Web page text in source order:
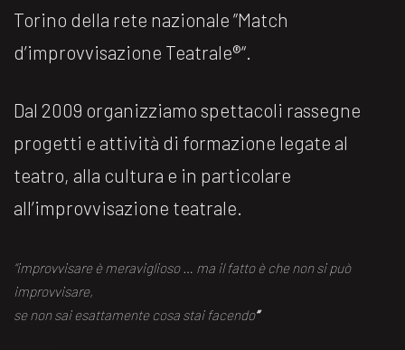
Torino della rete nazionale ”Match
d’improvvisazione Teatrale®️“.
Dal 2009 organizziamo spettacoli rassegne
progetti e attività di formazione legate al
teatro, alla cultura e in particolare
all’improvvisazione teatrale.
“improvvisare è meraviglioso … ma il fatto è che non si può
improvvisare,
se non sai esattamente cosa stai facendo“